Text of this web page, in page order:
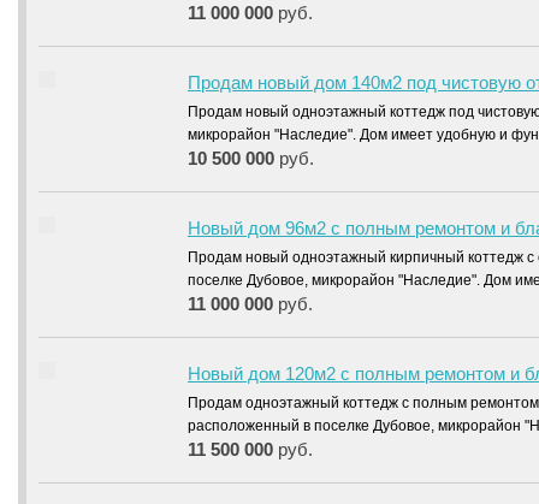
11 000 000 руб.
Продам новый дом 140м2 под чистовую
Продам новый одноэтажный коттедж под
микрорайон "Наследие". Дом имеет удобную и
10 500 000 руб.
Новый дом 96м2 с полным ремонтом и
Продам новый одноэтажный кирпичный коттедж с
поселке Дубовое, микрорайон "Наследие". Дом
11 000 000 руб.
Новый дом 120м2 с полным ремонтом и
Продам одноэтажный коттедж с полным
расположенный в поселке Дубовое, микрорайон
11 500 000 руб.